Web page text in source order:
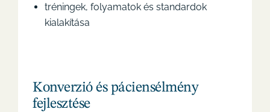
tréningek, folyamatok és standardok
kialakítása
Konverzió és páciensélmény
fejlesztése